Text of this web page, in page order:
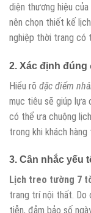
diện thương hiệu
nên chọn thiết kế
nghiệp thời trang có
2. Xác định
Hiểu rõ đặc điểm
mục tiêu sẽ giúp lựa
có thể ưa chuộng
trong khi khách
3. Cân nhắc yếu
Lịch treo tường 7
trang trí nội thất. Do
tiễn, đảm bảo số